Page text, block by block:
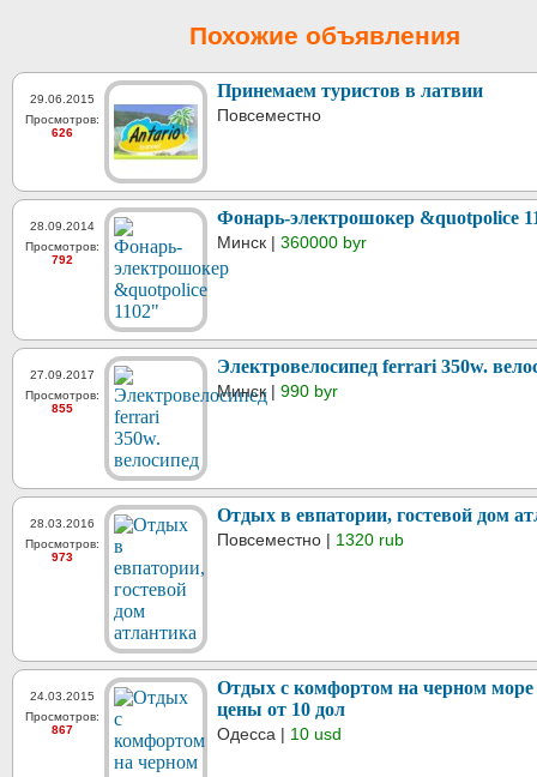
Похожие объявления
29.06.2015
Просмотров:
626
Принемаем туристов в латвии
Повсеместно
28.09.2014
Просмотров:
792
Фонарь-электрошокер &quotpolice
Минск | 360000 byr
27.09.2017
Просмотров:
855
Электровелосипед ferrari 350w.
Минск | 990 byr
28.03.2016
Просмотров:
973
Отдых в евпатории, гостевой дом
Повсеместно | 1320 rub
24.03.2015
Просмотров:
867
Отдых с комфортом на черном море
цены от 10 дол
Одесса | 10 usd